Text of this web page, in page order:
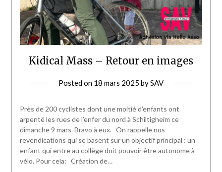
Kidical Mass – Retour en images
Posted on 18 mars 2025 bySAV
Près de 200 cyclistes dont une moitié d’enfants ont
arpenté les rues de l’enfer du nord à Schiltigheim ce
dimanche 9 mars. Bravo à eux. On rappelle nos
revendications qui se basent sur un objectif principal : un
enfant qui entre au collège doit pouvoir être autonome à
vélo. Pour cela: Création de…